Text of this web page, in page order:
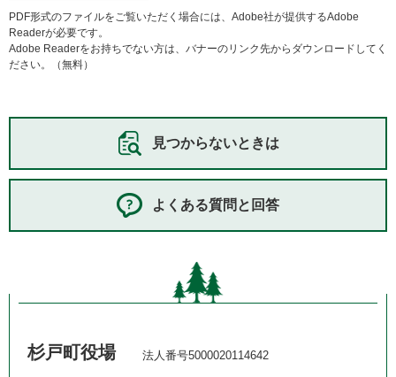
PDF形式のファイルをご覧いただく場合には、Adobe社が提供するAdobe
Readerが必要です。
Adobe Readerをお持ちでない方は、バナーのリンク先からダウンロードしてく
ださい。（無料）
見つからないときは
よくある質問と回答
杉戸町役場 法人番号5000020114642